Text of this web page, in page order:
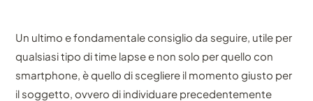
Un ultimo e fondamentale consiglio da seguire, utile per
qualsiasi tipo di time lapse e non solo per quello con
smartphone, è quello di scegliere il momento giusto per
il soggetto, ovvero di individuare precedentemente